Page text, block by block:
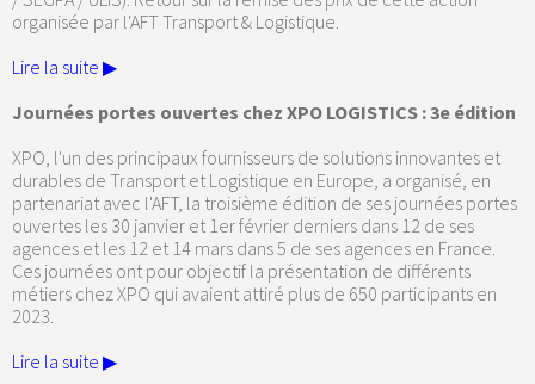
organisée par l'AFT Transport & Logistique.
Lire la suite ▶
Journées portes ouvertes chez XPO LOGISTICS : 3e édition
XPO, l'un des principaux fournisseurs de solutions innovantes et
durables de Transport et Logistique en Europe, a organisé, en
partenariat avec l'AFT, la troisième édition de ses journées portes
ouvertes les 30 janvier et 1er février derniers dans 12 de ses
agences et les 12 et 14 mars dans 5 de ses agences en France.
Ces journées ont pour objectif la présentation de différents
métiers chez XPO qui avaient attiré plus de 650 participants en
2023.
Lire la suite ▶